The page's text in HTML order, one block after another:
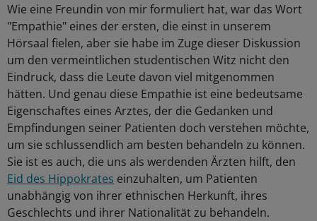
Wie eine Freundin von mir formuliert hat, war das Wort
"Empathie" eines der ersten, die einst in unserem
Hörsaal fielen, aber sie habe im Zuge dieser Diskussion
um den vermeintlichen studentischen Witz nicht den
Eindruck, dass die Leute davon viel mitgenommen
hätten. Und genau diese Empathie ist eine bedeutsame
Eigenschaftes eines Arztes, der die Gedanken und
Empfindungen seiner Patienten doch verstehen möchte,
um sie schlussendlich am besten behandeln zu können.
Sie ist es auch, die uns als werdenden Ärzten hilft, den
Eid des Hippokrates einzuhalten, um Patienten
unabhängig von ihrer ethnischen Herkunft, ihres
Geschlechts und ihrer Nationalität zu behandeln.